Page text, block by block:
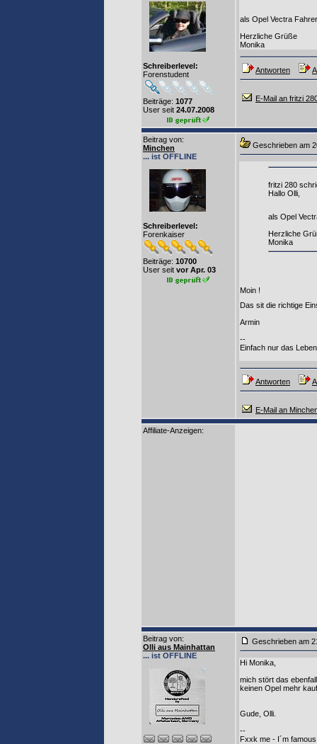
Schreiberlevel:
Forenstudent
Beiträge: 1077
User seit 24.07.2008
als Opel Vectra
Herzliche Grüße
Monika
Antworten
E-Mail an fritzi
Beitrag von:
Minchen
... ist OFFLINE
Schreiberlevel:
Forenkaiser
Beiträge: 10700
User seit vor Apr. 03
Geschrieben am
fritzi 280
Hallo Olli,
als Opel
Herzliche
Monika
Moin !
Das sit die richtige
Armin
--
Einfach nur das
Antworten
E-Mail an
Affiliate-Anzeigen:
Beitrag von:
Olli aus Mainhattan
... ist OFFLINE
Geschrieben am
Hi Monika,
mich stört das
keinen Opel mehr
Gude, Olli.
--
Fxxk me - I´m famous